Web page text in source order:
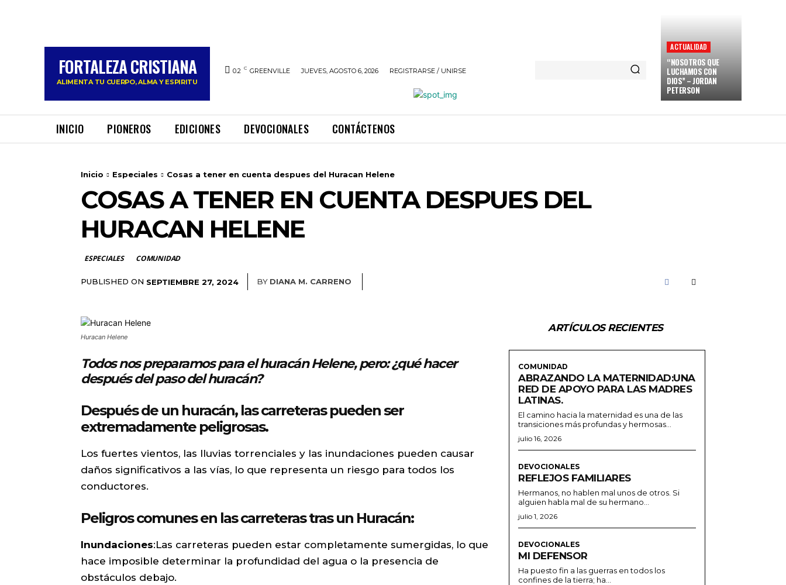
FORTALEZA CRISTIANA
ALIMENTA TU CUERPO, ALMA Y ESPIRITU
0.2 C GREENVILLE JUEVES, AGOSTO 6, 2026 REGISTRARSE / UNIRSE
ACTUALIDAD
“NOSOTROS QUE
LUCHAMOS CON
DIOS” – JORDAN
PETERSON
INICIO PIONEROS EDICIONES DEVOCIONALES CONTÁCTENOS
Inicio Especiales Cosas a tener en cuenta despues del Huracan Helene
COSAS A TENER EN CUENTA DESPUES DEL
HURACAN HELENE
ESPECIALES COMUNIDAD
PUBLISHED ON SEPTIEMBRE 27, 2024 BY DIANA M. CARRENO
Huracan Helene
Todos nos preparamos para el huracán Helene, pero: ¿qué hacer
después del paso del huracán?
Después de un huracán, las carreteras pueden ser
extremadamente peligrosas.
Los fuertes vientos, las lluvias torrenciales y las inundaciones pueden causar
daños significativos a las vías, lo que representa un riesgo para todos los
conductores.
Peligros comunes en las carreteras tras un Huracán:
Inundaciones:Las carreteras pueden estar completamente sumergidas, lo que
hace imposible determinar la profundidad del agua o la presencia de
obstáculos debajo.
ARTÍCULOS RECIENTES
COMUNIDAD
ABRAZANDO LA MATERNIDAD:UNA
RED DE APOYO PARA LAS MADRES
LATINAS.
El camino hacia la maternidad es una de las
transiciones más profundas y hermosas...
julio 16, 2026
DEVOCIONALES
REFLEJOS FAMILIARES
Hermanos, no hablen mal unos de otros. Si
alguien habla mal de su hermano...
julio 1, 2026
DEVOCIONALES
MI DEFENSOR
Ha puesto fin a las guerras en todos los
confines de la tierra; ha...